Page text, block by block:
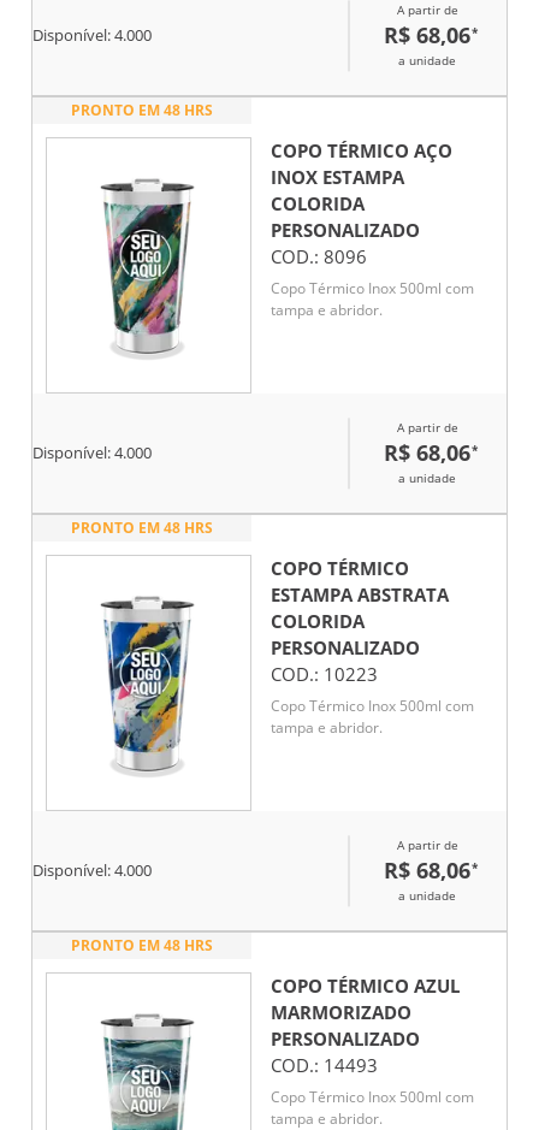
Disponível:4.000
A partir de
R$ 68,06*
a unidade
PRONTO EM 48 HRS
COPO TÉRMICO AÇO
INOX ESTAMPA
COLORIDA
PERSONALIZADO
COD.: 8096
Copo Térmico Inox 500ml com
tampa e abridor.
Disponível:4.000
A partir de
R$ 68,06*
a unidade
PRONTO EM 48 HRS
COPO TÉRMICO
ESTAMPA ABSTRATA
COLORIDA
PERSONALIZADO
COD.: 10223
Copo Térmico Inox 500ml com
tampa e abridor.
Disponível:4.000
A partir de
R$ 68,06*
a unidade
PRONTO EM 48 HRS
COPO TÉRMICO AZUL
MARMORIZADO
PERSONALIZADO
COD.: 14493
Copo Térmico Inox 500ml com
tampa e abridor.